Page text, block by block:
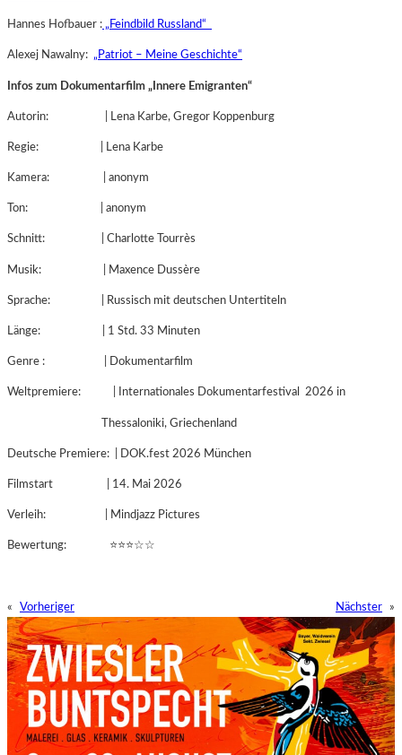
Hannes Hofbauer : „Feindbild Russland“
Alexej Nawalny: „Patriot – Meine Geschichte“
Infos zum Dokumentarfilm „Innere Emigranten“
Autorin: | Lena Karbe, Gregor Koppenburg
Regie: | Lena Karbe
Kamera: | anonym
Ton: | anonym
Schnitt: | Charlotte Tourrès
Musik: | Maxence Dussère
Sprache: | Russisch mit deutschen Untertiteln
Länge: | 1 Std. 33 Minuten
Genre : | Dokumentarfilm
Weltpremiere: | Internationales Dokumentarfestival 2026 in
Thessaloniki, Griechenland
Deutsche Premiere: | DOK.fest 2026 München
Filmstart | 14. Mai 2026
Verleih: | Mindjazz Pictures
Bewertung: ⭐⭐⭐☆☆
« Vorheriger Nächster »